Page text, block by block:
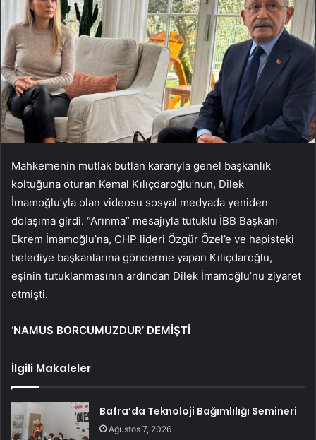
Mahkemenin mutlak butlan kararıyla genel başkanlık
koltuğuna oturan Kemal Kılıçdaroğlu’nun, Dilek
İmamoğlu’yla olan videosu sosyal medyada yeniden
dolaşıma girdi. “Arınma” mesajıyla tutuklu İBB Başkanı
Ekrem İmamoğlu’na, CHP lideri Özgür Özel’e ve hapisteki
belediye başkanlarına gönderme yapan Kılıçdaroğlu,
eşinin tutuklanmasının ardından Dilek İmamoğlu’nu ziyaret
etmişti.
‘NAMUS BORCUMUZDUR’ DEMİŞTİ
İlgili Makaleler
Bafra’da Teknoloji Bağımlılığı Semineri
Ağustos 7, 2026